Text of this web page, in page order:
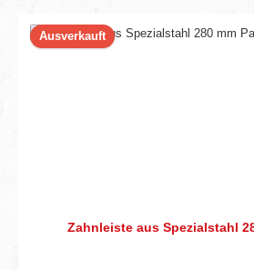
Ausverkauft
Zahnleiste aus Spezialstahl